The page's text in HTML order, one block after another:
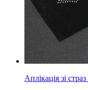
Аплікація зі